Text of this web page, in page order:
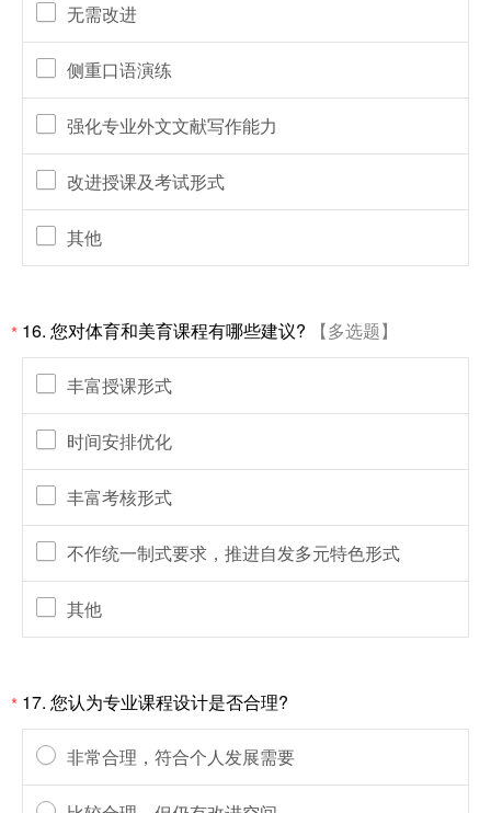
无需改进
侧重口语演练
强化专业外文文献写作能力
改进授课及考试形式
其他
* 16. 您对体育和美育课程有哪些建议? 【多选题】
丰富授课形式
时间安排优化
丰富考核形式
不作统一制式要求，推进自发多元特色形式
其他
* 17. 您认为专业课程设计是否合理?
非常合理，符合个人发展需要